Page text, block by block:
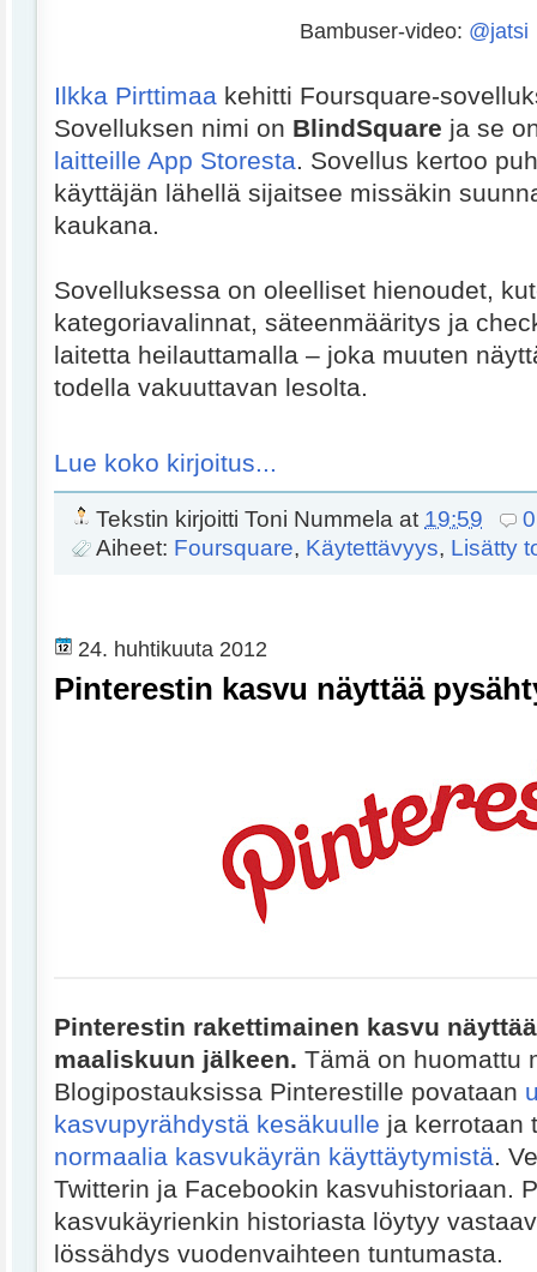
Bambuser-video: @jatsi
Ilkka Pirttimaa kehitti Foursquare-
Sovelluksen nimi on BlindSquare ja se
laitteille App Storesta. Sovellus kertoo
käyttäjän lähellä sijaitsee missäkin
kaukana.
Sovelluksessa on oleelliset hienoudet,
kategoriavalinnat, säteenmääritys ja
laitetta heilauttamalla – joka muuten
todella vakuuttavan lesolta.
Lue koko kirjoitus...
Tekstin kirjoitti Toni Nummela at 19:59
Aiheet: Foursquare, Käytettävyys, Lisätty
24. huhtikuuta 2012
Pinterestin kasvu näyttää
Pinterestin rakettimainen kasvu
maaliskuun jälkeen. Tämä on huomattu
Blogipostauksissa Pinterestille povataan
kasvupyrähdystä kesäkuulle ja kerrotaan
normaalia kasvukäyrän käyttäytymistä.
Twitterin ja Facebookin kasvuhistoriaan.
kasvukäyrienkin historiasta löytyy
lössähdys vuodenvaihteen tuntumasta.